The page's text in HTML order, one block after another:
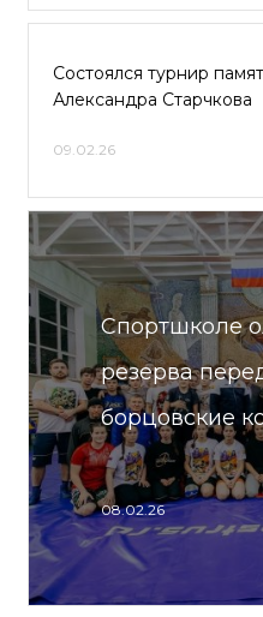
Состоялся турнир
Александра Старчкова
09.02.26
Спортшколе
резерва
борцовские
08.02.26